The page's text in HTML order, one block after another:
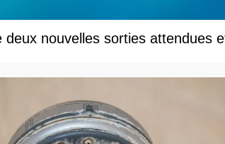
nouvelles sorties attendues